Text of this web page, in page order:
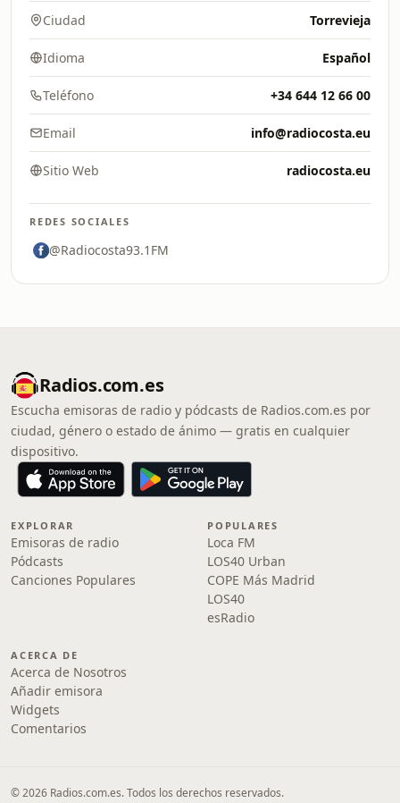
Ciudad Torrevieja
Idioma Español
Teléfono +34 644 12 66 00
Email info@radiocosta.eu
Sitio Web radiocosta.eu
REDES SOCIALES
@Radiocosta93.1FM
Radios.com.es
Escucha emisoras de radio y pódcasts de Radios.com.es por
ciudad, género o estado de ánimo — gratis en cualquier
dispositivo.
EXPLORAR
Emisoras de radio
Pódcasts
Canciones Populares
POPULARES
Loca FM
LOS40 Urban
COPE Más Madrid
LOS40
esRadio
ACERCA DE
Acerca de Nosotros
Añadir emisora
Widgets
Comentarios
© 2026 Radios.com.es. Todos los derechos reservados.